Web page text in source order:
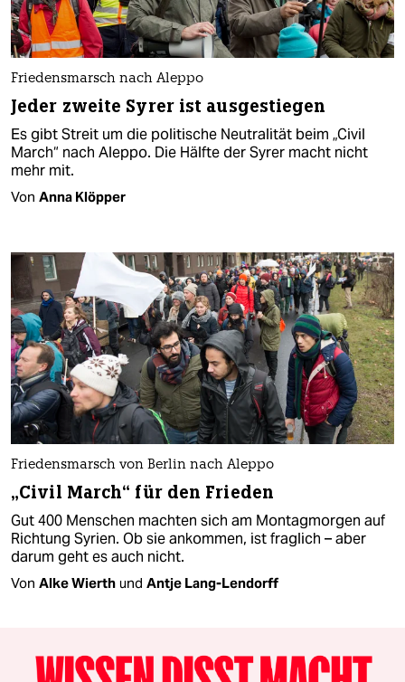
Friedensmarsch nach Aleppo
Jeder zweite Syrer ist ausgestiegen
Es gibt Streit um die politische Neutralität beim „Civil
March“ nach Aleppo. Die Hälfte der Syrer macht nicht
mehr mit.
Von Anna Klöpper
Friedensmarsch von Berlin nach Aleppo
„Civil March“ für den Frieden
Gut 400 Menschen machten sich am Montagmorgen auf
Richtung Syrien. Ob sie ankommen, ist fraglich – aber
darum geht es auch nicht.
Von Alke Wierth und Antje Lang-Lendorff